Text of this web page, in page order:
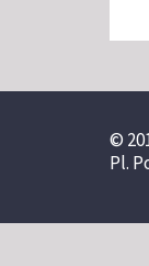
©
Pl.